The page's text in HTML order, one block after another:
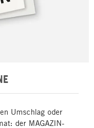
Umschlag oder
der MAGAZIN-